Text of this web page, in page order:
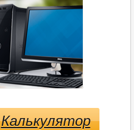
Калькулятор